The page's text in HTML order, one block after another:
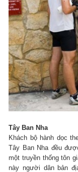
Tây Ban Nha
Khách bộ hành dọc
Tây Ban Nha đều
một truyền thống tôn
này người dân bản